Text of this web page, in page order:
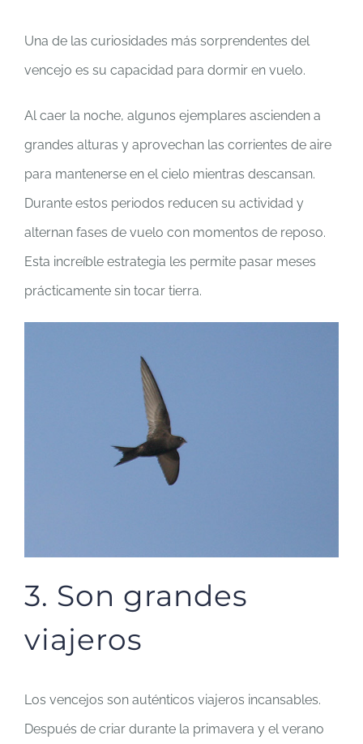
Una de las curiosidades más sorprendentes del
vencejo es su capacidad para dormir en vuelo.
Al caer la noche, algunos ejemplares ascienden a
grandes alturas y aprovechan las corrientes de aire
para mantenerse en el cielo mientras descansan.
Durante estos periodos reducen su actividad y
alternan fases de vuelo con momentos de reposo.
Esta increíble estrategia les permite pasar meses
prácticamente sin tocar tierra.
3. Son grandes
viajeros
Los vencejos son auténticos viajeros incansables.
Después de criar durante la primavera y el verano